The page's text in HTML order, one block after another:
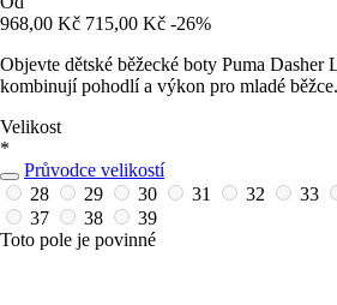
968,00 Kč 715,00 Kč -26%
Objevte dětské běžecké boty Puma
kombinují pohodlí a výkon pro mladé běžce.
Velikost
*
Průvodce velikostí
28
29 30 31 32 33
37
38
39
Toto pole je povinné